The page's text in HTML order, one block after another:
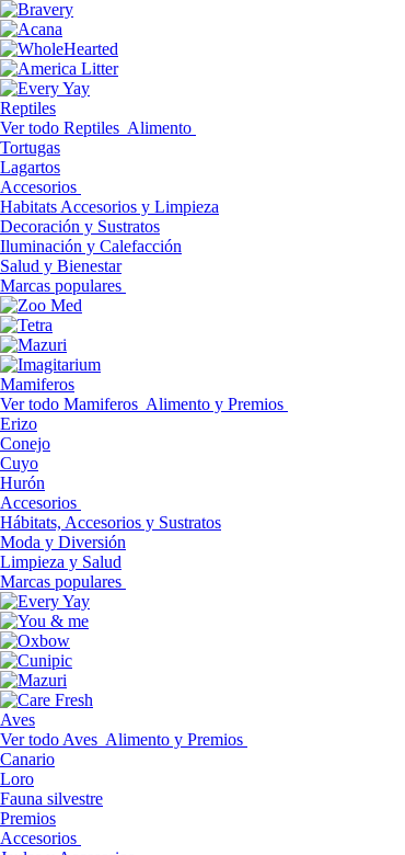
Reptiles
Ver todo Reptiles Alimento
Tortugas
Lagartos
Accesorios
Habitats Accesorios y Limpieza
Decoración y Sustratos
Iluminación y Calefacción
Salud y Bienestar
Marcas populares
Mamiferos
Ver todo Mamiferos Alimento y Premios
Erizo
Conejo
Cuyo
Hurón
Accesorios
Hábitats, Accesorios y Sustratos
Moda y Diversión
Limpieza y Salud
Marcas populares
Aves
Ver todo Aves Alimento y Premios
Canario
Loro
Fauna silvestre
Premios
Accesorios